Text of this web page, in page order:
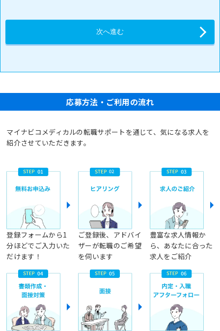
応募方法・ご利用の流れ
マイナビコメディカルの転職サポートを通じて、気になる求人を
紹介させていただきます。
登録フォームから1
分ほどでご入力いた
だけます！
ご登録後、アドバイ
ザーが転職のご希望
を伺います
豊富な求人情報か
ら、あなたに合った
求人をご紹介